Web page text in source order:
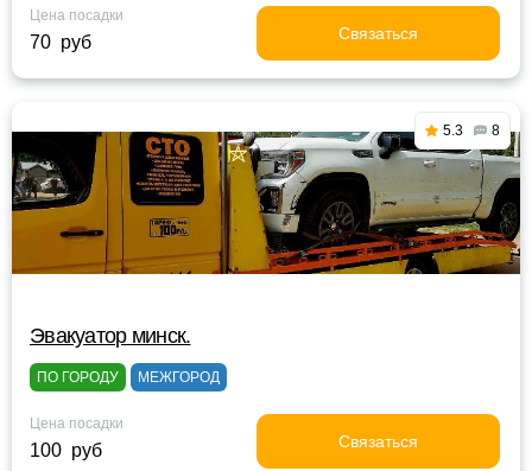
Цена посадки
70 руб Связаться
5.3 8
Эвакуатор минск.
ПО ГОРОДУ МЕЖГОРОД
Цена посадки
100 руб Связаться